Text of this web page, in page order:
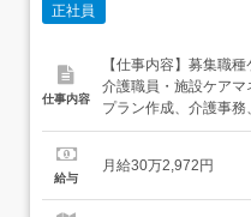
正社員
仕事内容
【仕事内容】募集職
介護職員・施設ケア
プラン作成、介護事
当<給与>月給302,972
従1日勤:8:30～17:30(
給与
月給30万2,972円